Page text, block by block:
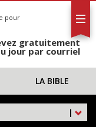
pour
gratuitement
jour par courriel
LA BIBLE
|